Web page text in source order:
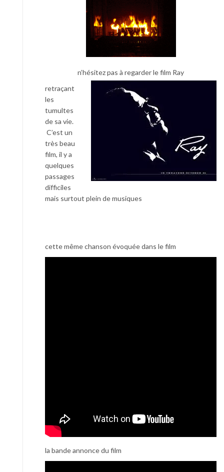
n’hésitez pas à regarder le film Ray
retraçant
les
tumultes
de sa vie.
C’est un
très beau
film, il y a
quelques
passages
difficiles
mais surtout plein de musiques
cette même chanson évoquée dans le film
la bande annonce du film